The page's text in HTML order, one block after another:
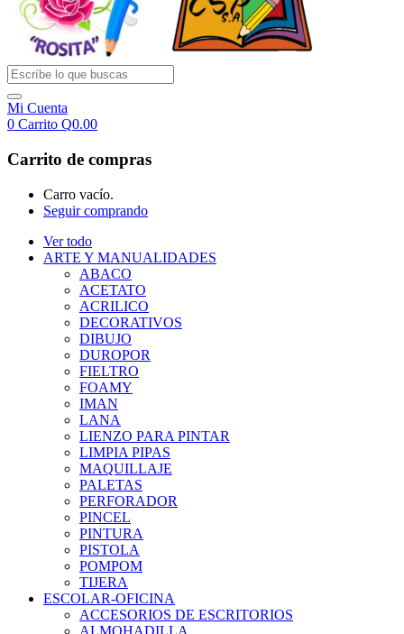
Mi Cuenta
0 Carrito Q0.00
Carrito de compras
Carro vacío.
Seguir comprando
Ver todo
ARTE Y MANUALIDADES
ABACO
ACETATO
ACRILICO
DECORATIVOS
DIBUJO
DUROPOR
FIELTRO
FOAMY
IMAN
LANA
LIENZO PARA PINTAR
LIMPIA PIPAS
MAQUILLAJE
PALETAS
PERFORADOR
PINCEL
PINTURA
PISTOLA
POMPOM
TIJERA
ESCOLAR-OFICINA
ACCESORIOS DE ESCRITORIOS
ALMOHADILLA